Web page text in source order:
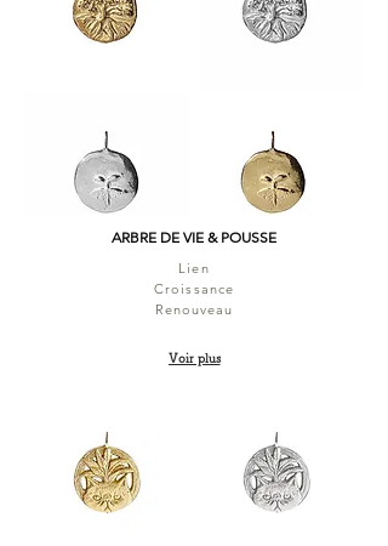
ARBRE DE VIE & POUSSE
Lien
Croissance
Renouveau
Voir plus